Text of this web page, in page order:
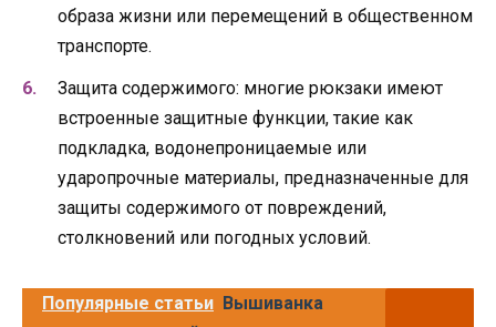
образа жизни или перемещений в общественном
транспорте.
Защита содержимого: многие рюкзаки имеют
встроенные защитные функции, такие как
подкладка, водонепроницаемые или
ударопрочные материалы, предназначенные для
защиты содержимого от повреждений,
столкновений или погодных условий.
Популярные статьи Вышиванка